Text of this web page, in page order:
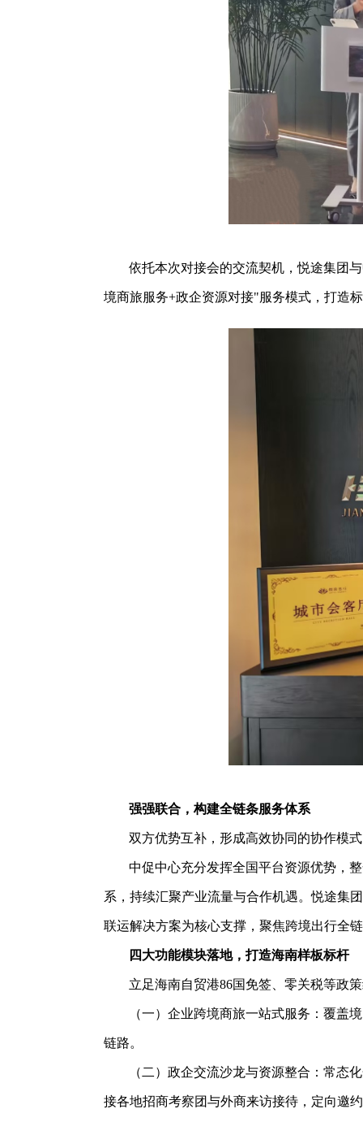
依托本次对接会的交流契机，悦途集团
境商旅服务+政企资源对接"服务模式，打造
强强联合，构建全链条服务体系
双方优势互补，形成高效协同的协作模
中促中心充分发挥全国平台资源优势，
系，持续汇聚产业流量与合作机遇。悦途集
联运解决方案为核心支撑，聚焦跨境出行全
四大功能模块落地，打造海南样板标杆
立足海南自贸港86国免签、零关税等政
（一）企业跨境商旅一站式服务：覆盖
链路。
（二）政企交流沙龙与资源整合：常态
接各地招商考察团与外商来访接待，定向邀